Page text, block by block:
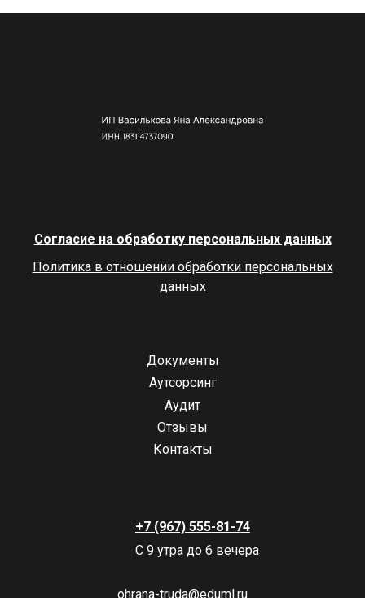
Согласие на обработку персональных данных
Политика в отношении обработки персональных
данных
Документы
Аутсорсинг
Аудит
Отзывы
Контакты
+7 (967) 555-81-74
С 9 утра до 6 вечера
ohrana-truda@eduml.ru